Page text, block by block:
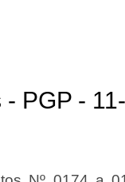
PGP -